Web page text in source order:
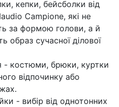
кепки, бейсболки від
Campione, які не
за формою голови, а й
образ сучасної ділової
- костюми, брюки, куртки
відпочинку або
- вибір від однотонних